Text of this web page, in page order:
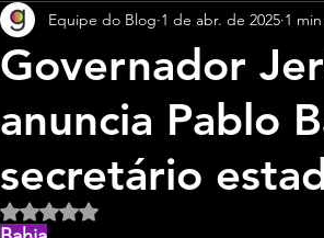
Governador
anuncia Pablo
secretário
Equipe do Blog 1 de abr. de 2025 1
Avaliado com NaN de 5 estrelas.